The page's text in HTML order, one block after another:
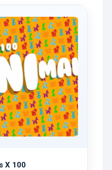
X 100